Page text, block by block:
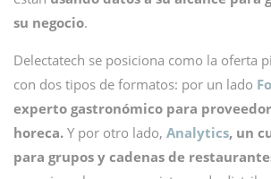
su negocio.
Delectatech se posiciona como la oferta
con dos tipos de formatos: por un lado
experto gastronómico para
horeca. Y por otro lado, Analytics, un
para grupos y cadenas de